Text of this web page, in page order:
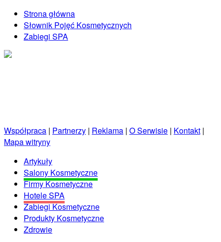
Strona główna
Słownik Pojęć Kosmetycznych
Zabiegi SPA
Współpraca | Partnerzy | Reklama | O Serwisie | Kontakt |
Mapa witryny
Artykuły
Salony Kosmetyczne
Firmy Kosmetyczne
Hotele SPA
Zabiegi Kosmetyczne
Produkty Kosmetyczne
Zdrowie